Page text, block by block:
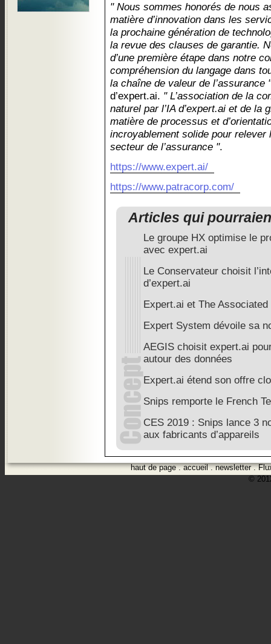
" Nous sommes honorés de nous
matière d’innovation dans les
la prochaine génération de
la revue des clauses de garantie.
d’une première étape dans notre
compréhension du langage dans
la chaîne de valeur de l’assurance "
d’expert.ai. " L’association de la
naturel par l’IA d’expert.ai et de la
matière de processus et
incroyablement solide pour
secteur de l’assurance ".
https://www.expert.ai/
https://www.patracorp.com/
Articles qui
Le groupe HX optimise le
avec expert.ai
Le Conservateur choisit
d’expert.ai
Expert.ai et The
Expert System dévoile sa
AEGIS choisit expert.ai
autour des données
Expert.ai étend son offre
Snips remporte le French
CES 2019 : Snips lance 3
aux fabricants d’appareils
haut de page.accueil.newsletter.
©